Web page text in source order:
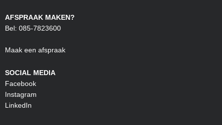
AFSPRAAK MAKEN?
Bel: 085-7823600
Maak een afspraak
SOCIAL MEDIA
Facebook
Instagram
LinkedIn